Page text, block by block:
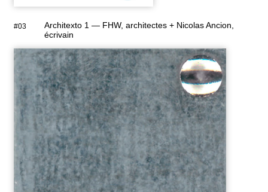
#03
Architexto 1 — FHW, architectes + Nicolas Ancion,
écrivain